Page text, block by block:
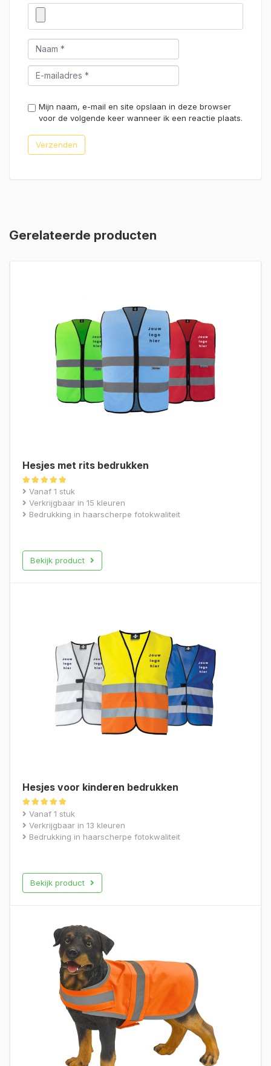
Mijn naam, e-mail en site opslaan in deze browser
voor de volgende keer wanneer ik een reactie plaats.
Gerelateerde producten
Hesjes met rits bedrukken
Gewaardeerd
4.88
uit 5
Vanaf 1 stuk
Verkrijgbaar in 15 kleuren
Bedrukking in haarscherpe fotokwaliteit
Bekijk product
Hesjes voor kinderen bedrukken
Gewaardeerd
5.00
uit 5
Vanaf 1 stuk
Verkrijgbaar in 13 kleuren
Bedrukking in haarscherpe fotokwaliteit
Bekijk product